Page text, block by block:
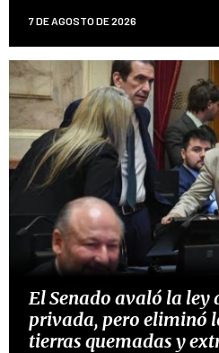
7 DE AGOSTO DE 2026
El Senado avaló la ley
privada, pero eliminó
tierras quemadas y